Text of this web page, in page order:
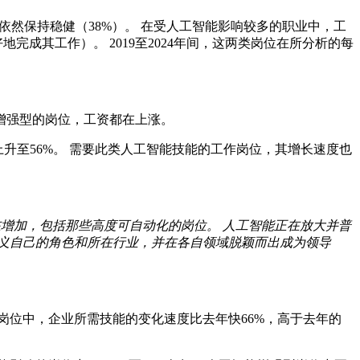
然保持稳健（38%）。 在受人工智能影响较多的职业中，工
完成其工作）。 2019至2024年间，这两类岗位在所分析的每
型的岗位，工资都在上涨。
至56%。 需要此类人工智能技能的工作岗位，其增长速度也
加，包括那些高度可自动化的岗位。 人工智能正在放大并普
己的角色和所在行业，并在各自领域脱颖而出成为领导
中，企业所需技能的变化速度比去年快66%，高于去年的